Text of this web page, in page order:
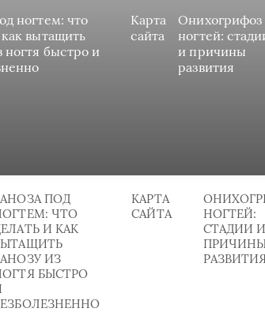
ногтем: что
вытащить
ногтя быстро и
Карта
сайта
Онихогрифоз
ногтей:
и причины
развития
ПОД
ЧТО
И КАК
ИЗ
БЫСТРО
КАРТА
САЙТА
НОГТЕЙ:
СТАДИИ И